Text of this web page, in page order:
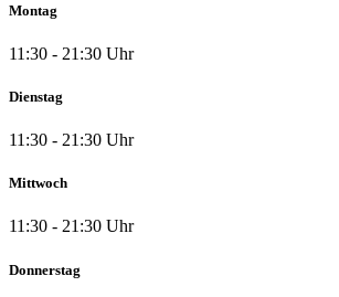
Montag
11:30 - 21:30 Uhr
Dienstag
11:30 - 21:30 Uhr
Mittwoch
11:30 - 21:30 Uhr
Donnerstag